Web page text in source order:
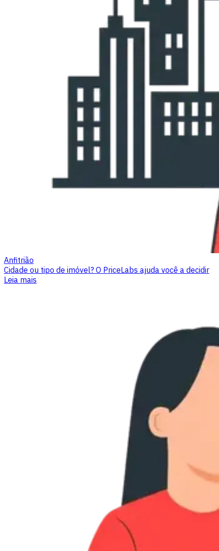
Anfitrião
Cidade ou tipo de imóvel? O PriceLabs ajuda você a decidir
Leia mais